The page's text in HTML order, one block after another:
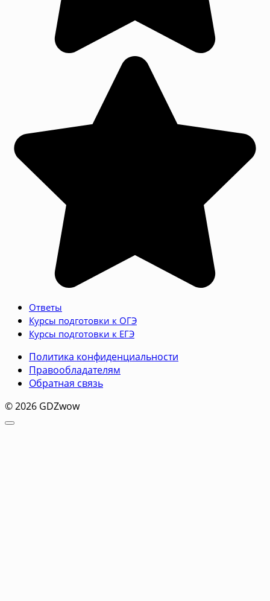
Ответы
Курсы подготовки к ОГЭ
Курсы подготовки к ЕГЭ
Политика конфиденциальности
Правообладателям
Обратная связь
© 2026 GDZwow